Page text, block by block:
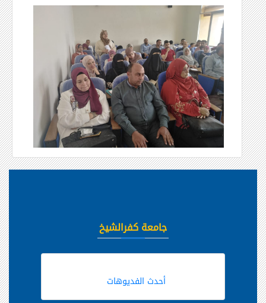
جامعة كفرالشيخ
أحدث الفديوهات